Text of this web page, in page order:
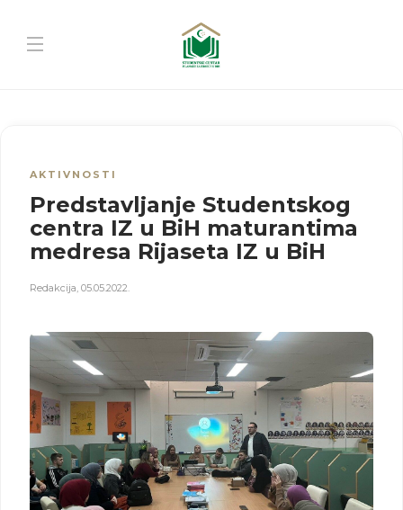
AKTIVNOSTI
Predstavljanje Studentskog
centra IZ u BiH maturantima
medresa Rijaseta IZ u BiH
Redakcija, 05.05.2022.